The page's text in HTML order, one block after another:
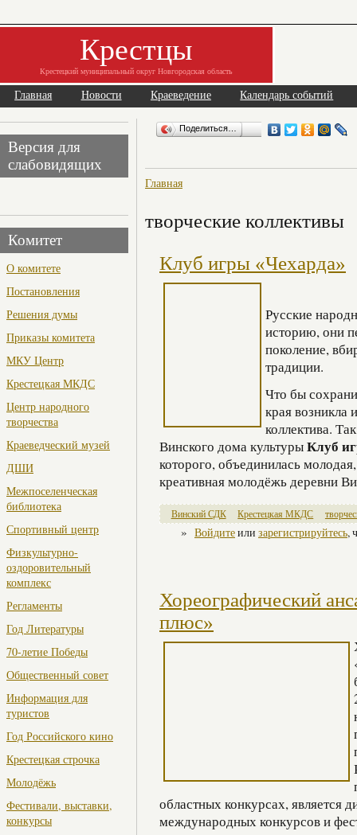
Крестцы
Крестецкий муниципальный округ Новгородская область
Главная Новости Краеведение Календарь событий
Версия для
слабовидящих
Комитет
О комитете
Постановления
Решения думы
Приказы комитета
МКУ Центр
Крестецкая МКДС
Центр народного
творчества
Краеведческий музей
ДШИ
Межпоселенческая
библиотека
Спортивный центр
Физкультурно-
оздоровительный
комплекс
Регламенты
Год Литературы
70-летие Победы
Общественный совет
Информация для
туристов
Год Российского кино
Крестецкая строчка
Молодёжь
Фестивали, выставки,
конкурсы
Поделиться…
Главная
творческие коллективы
Клуб игры «Чехарда»
Русские
историю, они
поколение,
традиции.
Что бы
края возникла
коллектива.
Винского дома культурыКлуб
которого, объединилась
креативная молодёжь деревни
Винский СДК Крестецкая МКДС
» Войдитеили зарегистрируйтесь,
Хореографический
плюс»
областных конкурсах, является
международных конкурсов и